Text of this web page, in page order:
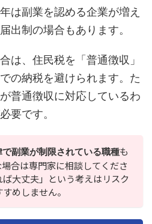
は副業を認める企業が増え
出制の場合もあります。
は、住民税を「普通徴収」
の納税を避けられます。た
普通徴収に対応しているわ
要です。
で副業が制限されている職種も
合は専門家に相談してくださ
大丈夫」という考えはリスク
めしません。